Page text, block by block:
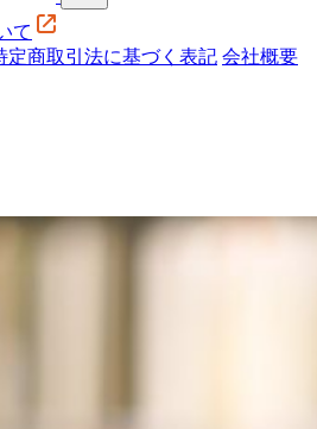
て
定商取引法に基づく表記 会社概要